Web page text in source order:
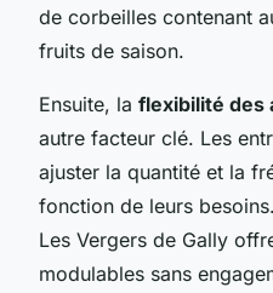
de corbeilles contenant
fruits de saison.
Ensuite, la flexibilité des
autre facteur clé. Les
ajuster la quantité et la
fonction de leurs
Les Vergers de Gally
modulables sans